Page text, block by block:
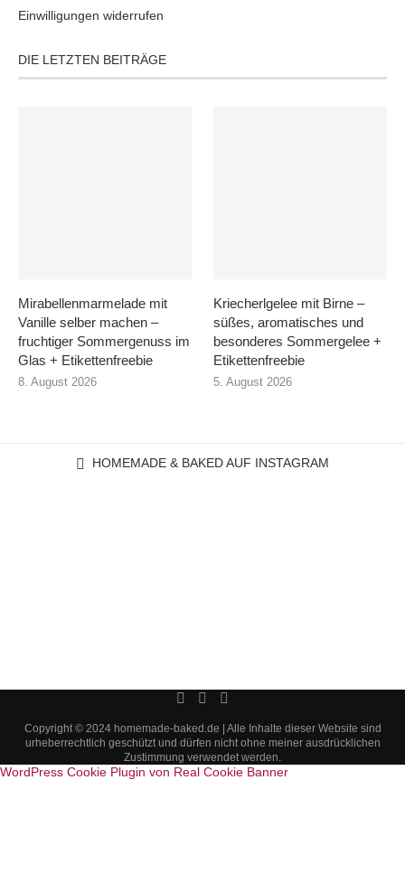
Einwilligungen widerrufen
DIE LETZTEN BEITRÄGE
Mirabellenmarmelade mit
Vanille selber machen –
fruchtiger Sommergenuss im
Glas + Etikettenfreebie
8. August 2026
Kriecherlgelee mit Birne –
süßes, aromatisches und
besonderes Sommergelee +
Etikettenfreebie
5. August 2026
HOMEMADE & BAKED AUF INSTAGRAM
Copyright © 2024 homemade-baked.de | Alle Inhalte dieser Website sind
urheberrechtlich geschützt und dürfen nicht ohne meiner ausdrücklichen
Zustimmung verwendet werden.
WordPress Cookie Plugin von Real Cookie Banner